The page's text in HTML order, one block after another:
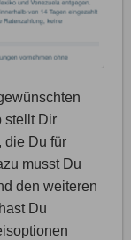
stellt Dir
die Du für
musst Du
den weiteren
Du